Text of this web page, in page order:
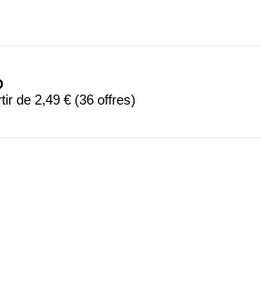
de 2,49 € (36 offres)